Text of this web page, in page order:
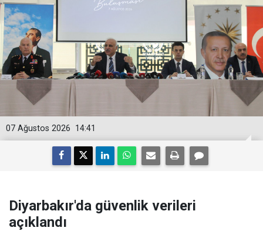
14:41
07 Ağustos 2026
Diyarbakır'da güvenlik verileri
açıklandı